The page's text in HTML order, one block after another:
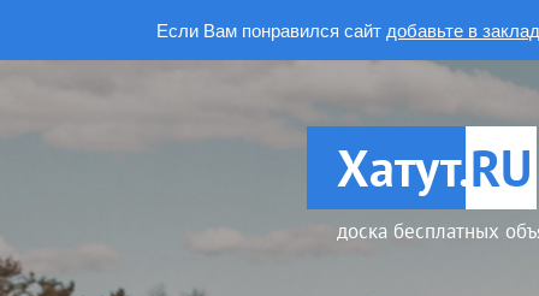
Если Вам понравился сайт добавьте в
Хатут.RU
доска бесплатных